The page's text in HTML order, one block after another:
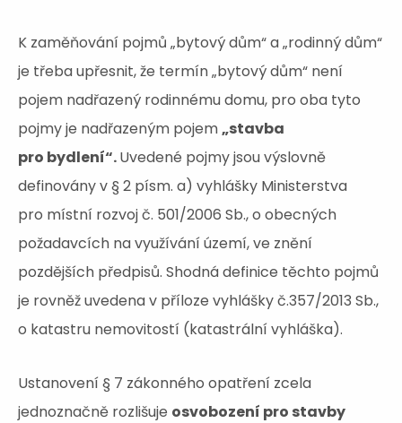
K zaměňování pojmů „bytový dům“ a „rodinný dům“
je třeba upřesnit, že termín „bytový dům“ není
pojem nadřazený rodinnému domu, pro oba tyto
pojmy je nadřazeným pojem„stavba
pro bydlení“.Uvedené pojmy jsou výslovně
definovány v § 2 písm. a) vyhlášky Ministerstva
pro místní rozvoj č. 501/2006 Sb., o obecných
požadavcích na využívání území, ve znění
pozdějších předpisů. Shodná definice těchto pojmů
je rovněž uvedena v příloze vyhlášky č.357/2013 Sb.,
o katastru nemovitostí (katastrální vyhláška).
Ustanovení § 7 zákonného opatření zcela
jednoznačně rozlišuje osvobození pro stavby